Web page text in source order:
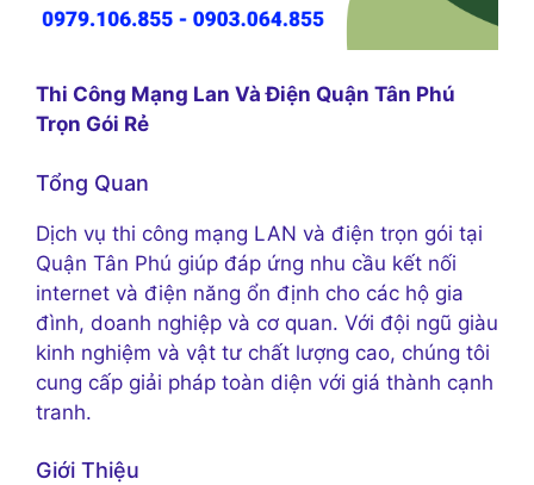
Thi Công Mạng Lan Và Điện Quận Tân Phú
Trọn Gói Rẻ
Tổng Quan
Dịch vụ thi công mạng LAN và điện trọn gói tại
Quận Tân Phú giúp đáp ứng nhu cầu kết nối
internet và điện năng ổn định cho các hộ gia
đình, doanh nghiệp và cơ quan. Với đội ngũ giàu
kinh nghiệm và vật tư chất lượng cao, chúng tôi
cung cấp giải pháp toàn diện với giá thành cạnh
tranh.
Giới Thiệu